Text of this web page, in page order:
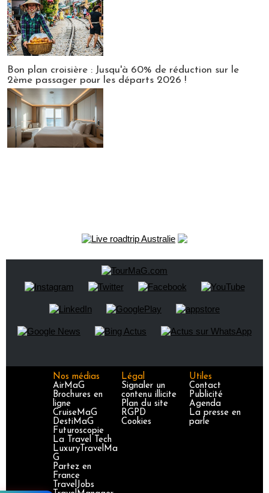
Bon plan croisière : Jusqu'à 60% de réduction sur le
2ème passager pour les départs 2026 !
Nos médias
AirMaG
Brochures en
ligne
CruiseMaG
DestiMaG
Futuroscopie
La Travel Tech
LuxuryTravelMa
G
Partez en
France
TravelJobs
Légal
Signaler un
contenu illicite
Plan du site
RGPD
Cookies
Utiles
Contact
Publicité
Agenda
La presse en
parle